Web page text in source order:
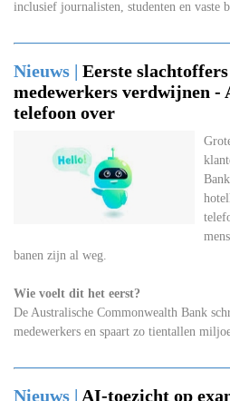
inclusief journalisten, studenten en vaste
Nieuws | Eerste
medewerkers verdwijnen -
telefoon over
banen zijn al weg.
Wie voelt dit het eerst?
De Australische Commonwealth Bank
medewerkers en spaart zo tientallen
Nieuws | AI-toezicht op